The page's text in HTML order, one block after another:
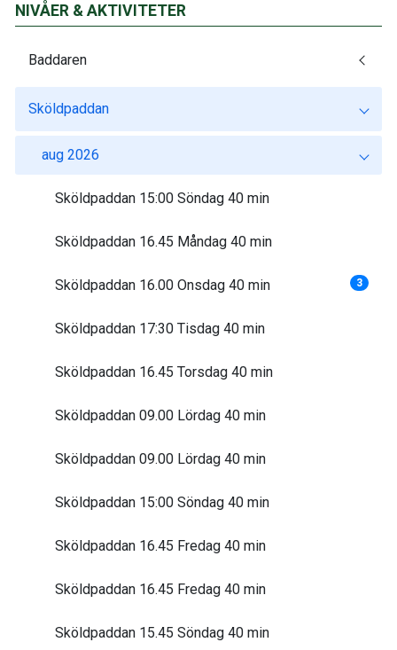
NIVÅER & AKTIVITETER
Baddaren
Sköldpaddan
aug 2026
Sköldpaddan 15:00 Söndag 40 min
Sköldpaddan 16.45 Måndag 40 min
Sköldpaddan 16.00 Onsdag 40 min 3
Sköldpaddan 17:30 Tisdag 40 min
Sköldpaddan 16.45 Torsdag 40 min
Sköldpaddan 09.00 Lördag 40 min
Sköldpaddan 09.00 Lördag 40 min
Sköldpaddan 15:00 Söndag 40 min
Sköldpaddan 16.45 Fredag 40 min
Sköldpaddan 16.45 Fredag 40 min
Sköldpaddan 15.45 Söndag 40 min